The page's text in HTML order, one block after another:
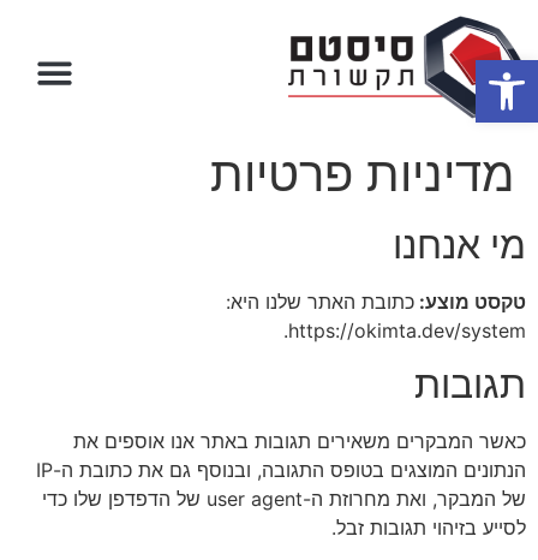
פתח סרגל נגישות
מדיניות פרטיות
מי אנחנו
טקסט מוצע: כתובת האתר שלנו היא:
https://okimta.dev/system.
תגובות
כאשר המבקרים משאירים תגובות באתר אנו אוספים את
הנתונים המוצגים בטופס התגובה, ובנוסף גם את כתובת ה-IP
של המבקר, ואת מחרוזת ה-user agent של הדפדפן שלו כדי
לסייע בזיהוי תגובות זבל.